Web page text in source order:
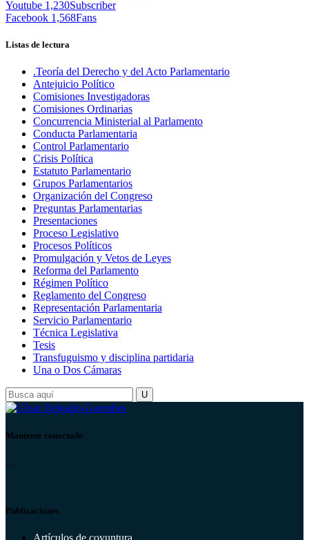
Youtube 1,230Subscriber
Facebook 1,568Fans
Listas de lectura
.Teoría del Derecho y del Acto Parlamentario
Antejuicio Político
Comisiones Investigadoras
Comisiones Ordinarias
Concurrencia Ministerial al Parlamento
Conducta Parlamentaria
Control Parlamentario
Crisis Política
Estatuto Parlamentario
Grupos Parlamentarios
Organización del Congreso
Preguntas Parlamentarias
Presentaciones
Proceso Legislativo
Procesos Políticos
Promulgación y Vetos de Leyes
Reforma del Parlamento
Régimen Político
Reglamento del Congreso
Representación Parlamentaria
Servicio Parlamentario
Técnica Legislativa
Tesis
Transfuguismo y disciplina partidaria
Una o Dos Cámaras
Mantente conectado
...
Publicaciones
Artículos de coyuntura